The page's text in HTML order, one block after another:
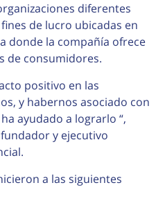
diferentes
de lucro ubicadas en
donde la compañía ofrece
de consumidores.
positivo en las
y habernos asociado con
ayudado a lograrlo “,
y ejecutivo
a las siguientes